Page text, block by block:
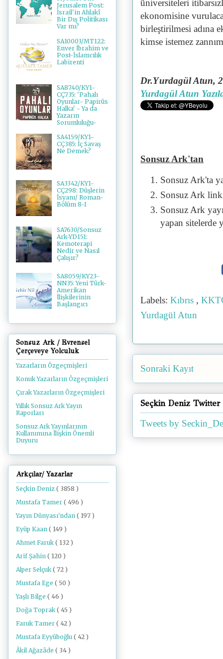
üniversiteleri
ekonomisine
birleştirilmesi adına
kimse istemez
Dr.Yurdagül Atun,
Yurdagül Atun
Sonsuz Ark'tan
Sonsuz Ark'ta
Sonsuz Ark
Sonsuz Ark
yapan sitelerde
Labels: Kıbrıs ,
Yurdagül Atun
Sonraki Kayıt
Seçkin Deniz Twitter
Tweets by
Jerusalem Post:
İsrail'in Ahlakî
Bir Dış Politikası
Var mı?
SA10003/MT122:
Enver İbrahim ve
Post-İslamcılık
Labirenti
SA8740/KY1-
CÇ735: 'Pahalı
Oyunlar- Papirüs
Halka' - Ya da
Yazarın
Sorumluluğu-
SA4159/KY1-
CÇ385: İç Savaş
Ne Demek?
SA3342/KY1-
CÇ298: Düşlerin
İsyanı/ Roman-
Bölüm 8-I
SA7630/Sonsuz
Ark-YD151:
Kemoterapi
Nedir ve Nasıl
Çalışır?
SA8059/KY23-
NN35: Yeni Türk-
Amerikan
İlişkilerinin
Başlangıcı
Sonsuz Ark / Evrensel
Çerçeveye Yolculuk
Yazarların Özgeçmişleri
Konuk Yazarların Özgeçmişleri
Çırak Yazarların Özgeçmişleri
Yıllık Sonsuz Ark Yayın
Raporları
Sonsuz Ark Yayınlarının
Kullanımına İlişkin Önemli
Duyuru
Arkçılar/ Yazarlar
Seçkin Deniz ( 3858 )
Mustafa Tamer ( 496 )
Yayın Dünyası'ndan ( 197 )
Eyüp Kaan ( 149 )
Ahmet Faruk ( 132 )
Arif Şahin ( 120 )
Alper Selçuk ( 72 )
Mustafa Ege ( 50 )
Yaşlı Bilge ( 46 )
Doğa Toprak ( 45 )
Faruk Tamer ( 42 )
Mustafa Eyyüboğlu ( 42 )
Âkil Ağazâde ( 34 )